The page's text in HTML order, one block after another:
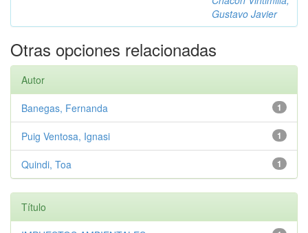
Gustavo Javier
Otras opciones relacionadas
Autor
1
Banegas, Fernanda
1
Puig Ventosa, Ignasi
1
Quindi, Toa
Título